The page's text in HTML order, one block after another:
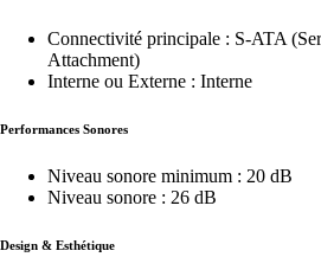
Connectivité principale : S-ATA
Attachment)
Interne ou Externe : Interne
Performances Sonores
Niveau sonore minimum : 20 dB
Niveau sonore : 26 dB
Design & Esthétique